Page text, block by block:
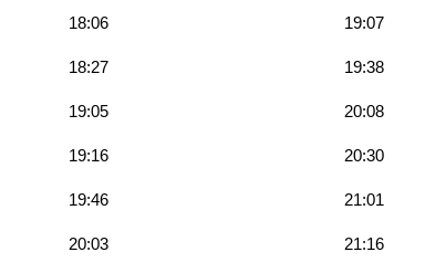
18:06 19:07
18:27 19:38
19:05 20:08
19:16 20:30
19:46 21:01
20:03 21:16